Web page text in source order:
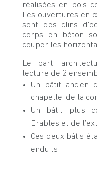
réalisées en bois
Les ouvertures en
sont des clins
corps en béton
couper les
Le parti
lecture de 2
Un bâtit ancien
chapelle, de la
Un bâtit plus
Erables et de
Ces deux bâtis
enduits